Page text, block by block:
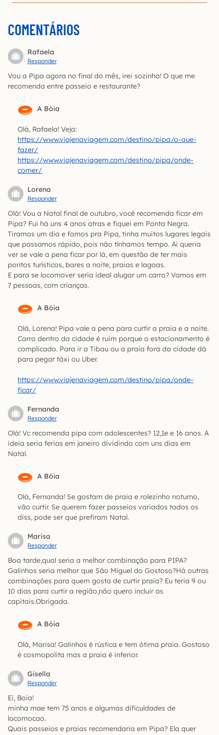
COMENTÁRIOS
Rafaela
Responder
Vou a Pipa agora no final do mês, irei sozinha! O que me
recomenda entre passeio e restaurante?
A Bóia
Olá, Rafaela! Veja:
https://www.viajenaviagem.com/destino/pipa/o-que-
fazer/
https://www.viajenaviagem.com/destino/pipa/onde-
comer/
Lorena
Responder
Olá! Vou a Natal final de outubro, você recomenda ficar em
Pipa? Fui há uns 4 anos atras e fiquei em Ponta Negra.
Tiramos um dia e fomos pra Pipa, tinha muitos lugares legais
que passamos rápido, pois não tínhamos tempo. Ai queria
ver se vale a pena ficar por lá, em questão de ter mais
pontos turísticos, bares a noite, praias e lagoas.
E para se locomover seria ideal alugar um carro? Vamos em
7 pessoas, com crianças.
A Bóia
Olá, Lorena! Pipa vale a pena para curtir a praia e a noite.
Carro dentro da cidade é ruim porque o estacionamento é
complicado. Para ir a Tibau ou a praia fora da cidade dá
para pegar táxi ou Uber.
https://www.viajenaviagem.com/destino/pipa/onde-
ficar/
Fernanda
Responder
Olá! Vc recomenda pipa com adolescentes? 12,1e e 16 anos. A
ideia seria ferias em janeiro dividindo com uns dias em
Natal.
A Bóia
Olá, Fernanda! Se gostam de praia e rolezinho noturno,
vão curtir. Se querem fazer passeios variados todos os
diss, pode ser que prefiram Natal.
Marisa
Responder
Boa tarde,qual seria a melhor combinação para PIPA?
Galinhos seria melhor que São Miguel do Gostoso?Há outras
combinações para quem gosta de curtir praia? Eu teria 9 ou
10 dias para curtir a região,não quero incluir as
capitais.Obrigada.
A Bóia
Olá, Marisa! Galinhos é rústica e tem ótima praia. Gostoso
é cosmopolita mas a praia é inferior.
Gisella
Responder
Ei, Boia!
minha mae tem 75 anos e algumas dificuldades de
locomocao.
Quais passeios e praias recomendaria em Pipa? Ela quer